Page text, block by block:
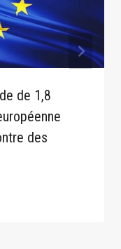
de 1,8
des